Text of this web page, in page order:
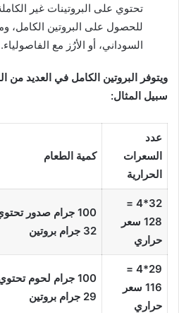
تحتوي على البروتينات غير
للحصول على البروتين الكامل،
السوداني، أو الأرُز مع الفاصولياء.
ويتوفر البروتين الكامل في العديد من
سبيل المثال:
عدد
السعرات
الحرارية
كمية الطعام
32*4 =
128 سعر
حراري
100 جرام صدور
32 جرام بروتين
29*4 =
116 سعر
حراري
100 جرام لحوم
29 جرام بروتين